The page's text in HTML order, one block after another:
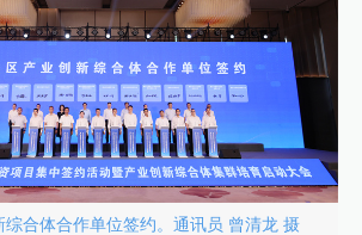
综合体合作单位签约。通讯员 曾清龙 摄